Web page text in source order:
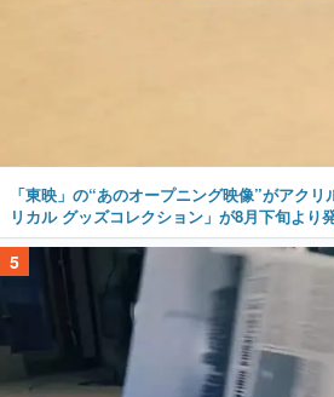
「東映」の“あのオープニング映像”がアク
リカル グッズコレクション」が8月下旬より
5